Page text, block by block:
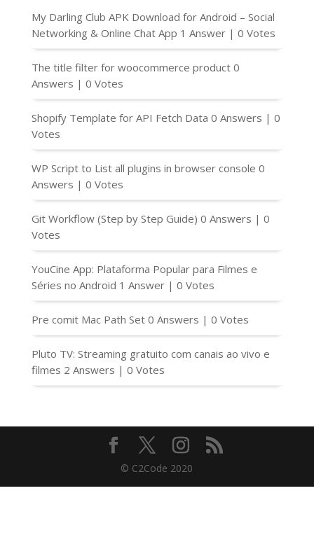
My Darling Club APK Download for Android – Social
Networking & Online Chat App 1 Answer | 0 Votes
The title filter for woocommerce product 0
Answers | 0 Votes
Shopify Template for API Fetch Data 0 Answers | 0
Votes
WP Script to List all plugins in browser console 0
Answers | 0 Votes
Git Workflow (Step by Step Guide) 0 Answers | 0
Votes
YouCine App: Plataforma Popular para Filmes e
Séries no Android 1 Answer | 0 Votes
Pre comit Mac Path Set 0 Answers | 0 Votes
Pluto TV: Streaming gratuito com canais ao vivo e
filmes 2 Answers | 0 Votes
© C2Code 2020